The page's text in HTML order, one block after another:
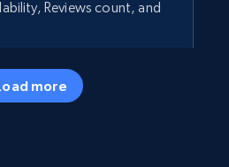
Reviews count, and
Commencer
more